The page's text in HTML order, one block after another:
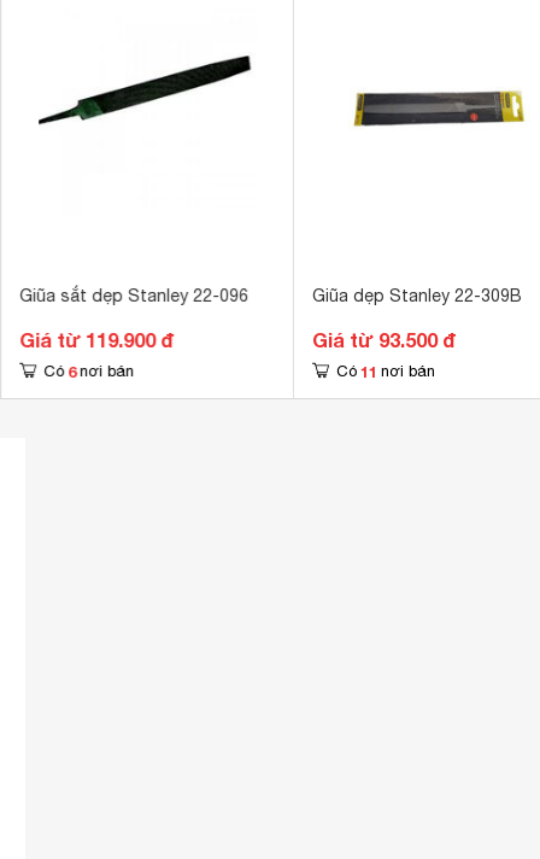
Giũa sắt dẹp Stanley 22-096
Giá từ 119.900 đ
Có 6 nơi bán
Giũa dẹp Stanley 22-309B
Giá từ 93.500 đ
Có 11 nơi bán